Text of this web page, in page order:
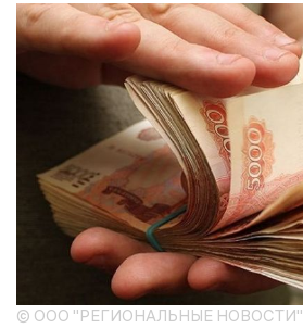
© ООО "РЕГИОНАЛЬНЫЕ НОВОСТИ"